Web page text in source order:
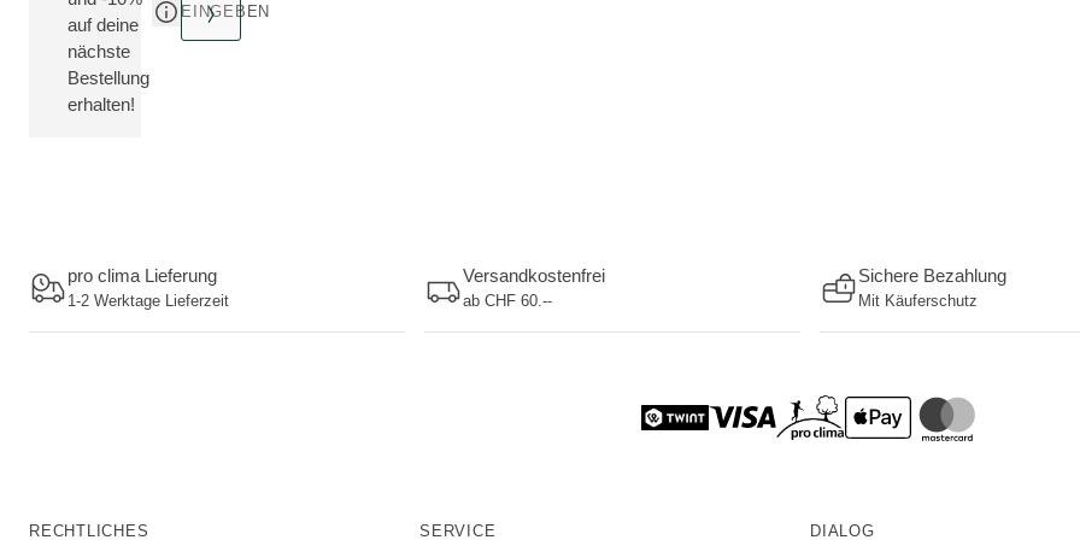
auf deine
nächste
Bestellung
erhalten!
EINGEBEN
pro clima Lieferung
1-2 Werktage Lieferzeit
Versandkostenfrei
ab CHF 60.--
Sichere Bezahlung
Mit Käuferschutz
RECHTLICHES SERVICE DIALOG